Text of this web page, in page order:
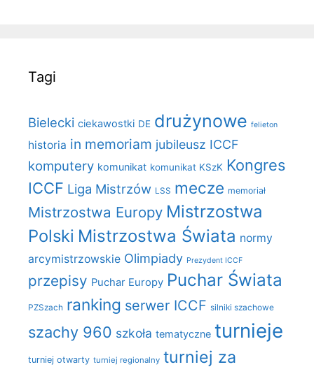
Tagi
Bielecki ciekawostki DE drużynowe felieton
historia in memoriam jubileusz ICCF
komputery komunikat komunikat KSzK Kongres
ICCF Liga Mistrzów LSS mecze memoriał
Mistrzostwa Europy Mistrzostwa
Polski Mistrzostwa Świata normy
arcymistrzowskie Olimpiady Prezydent ICCF
przepisy Puchar Europy Puchar Świata
PZSzach ranking serwer ICCF silniki szachowe
szachy 960 szkoła tematyczne turnieje
turniej otwarty turniej regionalny turniej za